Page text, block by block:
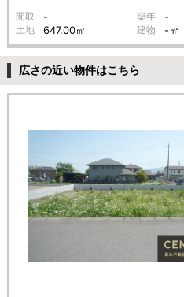
間取 - 築年 -
土地 647.00㎡ 建物 -㎡
広さの近い物件はこちら